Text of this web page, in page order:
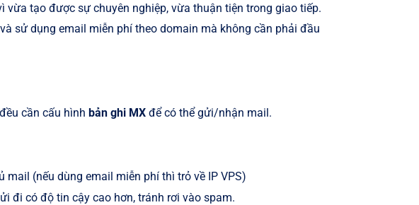
vừa tạo được sự chuyên nghiệp, vừa thuận tiện trong giao tiếp.
sử dụng email miễn phí theo domain mà không cần phải đầu
cần cấu hình bản ghi MXđể có thể gửi/nhận mail.
mail (nếu dùng email miễn phí thì trỏ về IP VPS)
đi có độ tin cậy cao hơn, tránh rơi vào spam.